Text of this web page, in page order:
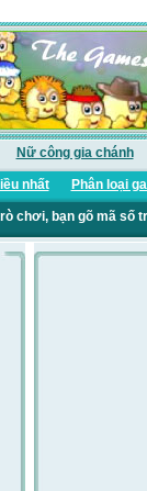
Nữ công gia chánh
nhất Phân loại
chơi, bạn gõ mã số